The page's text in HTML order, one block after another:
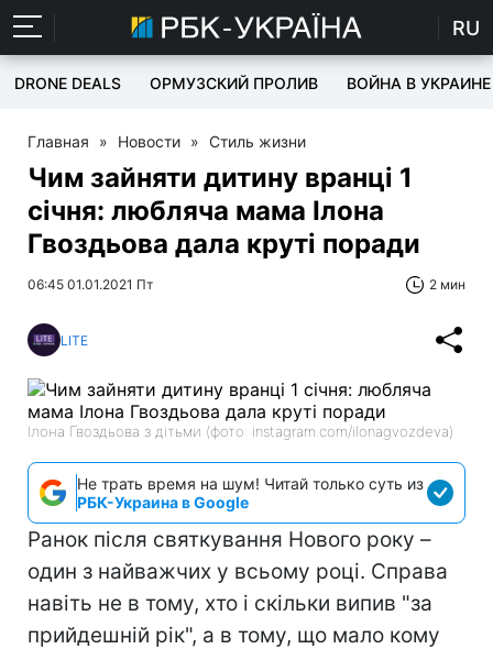
RU
DRONE DEALS ОРМУЗСКИЙ ПРОЛИВ ВОЙНА В УКРАИНЕ
Главная » Новости » Стиль жизни
Чим зайняти дитину вранці 1
січня: любляча мама Ілона
Гвоздьова дала круті поради
06:45 01.01.2021 Пт 2 мин
LITE
Ілона Гвоздьова з дітьми (фото: instagram.com/ilonagvozdeva)
Не трать время на шум! Читай только суть из
РБК-Украина в Google
Ранок після святкування Нового року –
один з найважчих у всьому році. Справа
навіть не в тому, хто і скільки випив "за
прийдешній рік", а в тому, що мало кому